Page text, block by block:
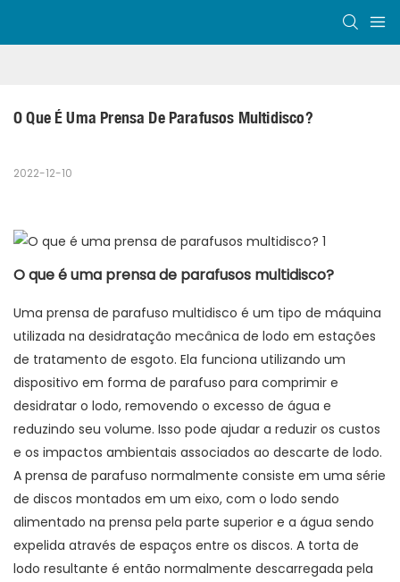
O Que É Uma Prensa De Parafusos Multidisco?
2022-12-10
O que é uma prensa de parafusos multidisco?
Uma prensa de parafuso multidisco é um tipo de máquina
utilizada na desidratação mecânica de lodo em estações
de tratamento de esgoto. Ela funciona utilizando um
dispositivo em forma de parafuso para comprimir e
desidratar o lodo, removendo o excesso de água e
reduzindo seu volume. Isso pode ajudar a reduzir os custos
e os impactos ambientais associados ao descarte de lodo.
A prensa de parafuso normalmente consiste em uma série
de discos montados em um eixo, com o lodo sendo
alimentado na prensa pela parte superior e a água sendo
expelida através de espaços entre os discos. A torta de
lodo resultante é então normalmente descarregada pela